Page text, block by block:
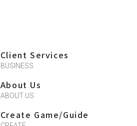
Client Services
BUSINESS
About Us
ABOUT US
Create Game/Guide